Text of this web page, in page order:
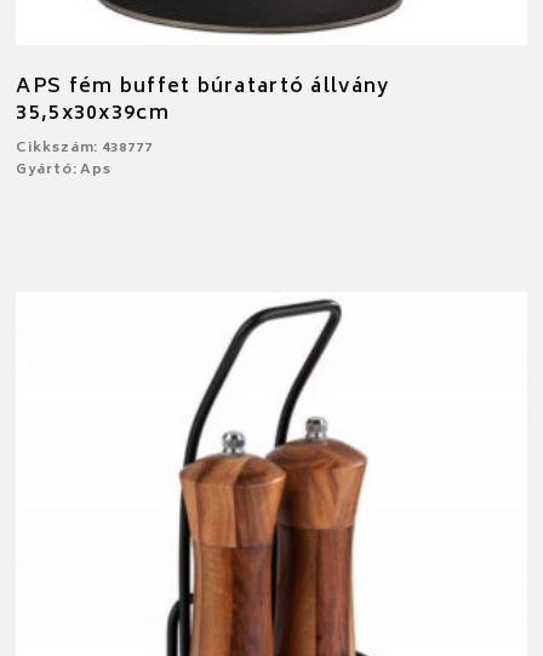
APS fém buffet búratartó állvány
35,5x30x39cm
Cikkszám: 438777
Gyártó: Aps